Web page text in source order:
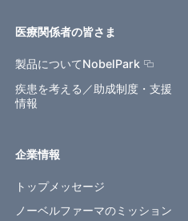
医療関係者の皆さま
製品についてNobelPark
疾患を考える／助成制度・支援
情報
企業情報
トップメッセージ
ノーベルファーマのミッション